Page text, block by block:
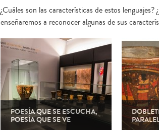
¿Cuáles son las características de estos
enseñaremos a reconocer algunas de sus
POESÍA QUE SE ESCUCHA,
POESÍA QUE SE VE